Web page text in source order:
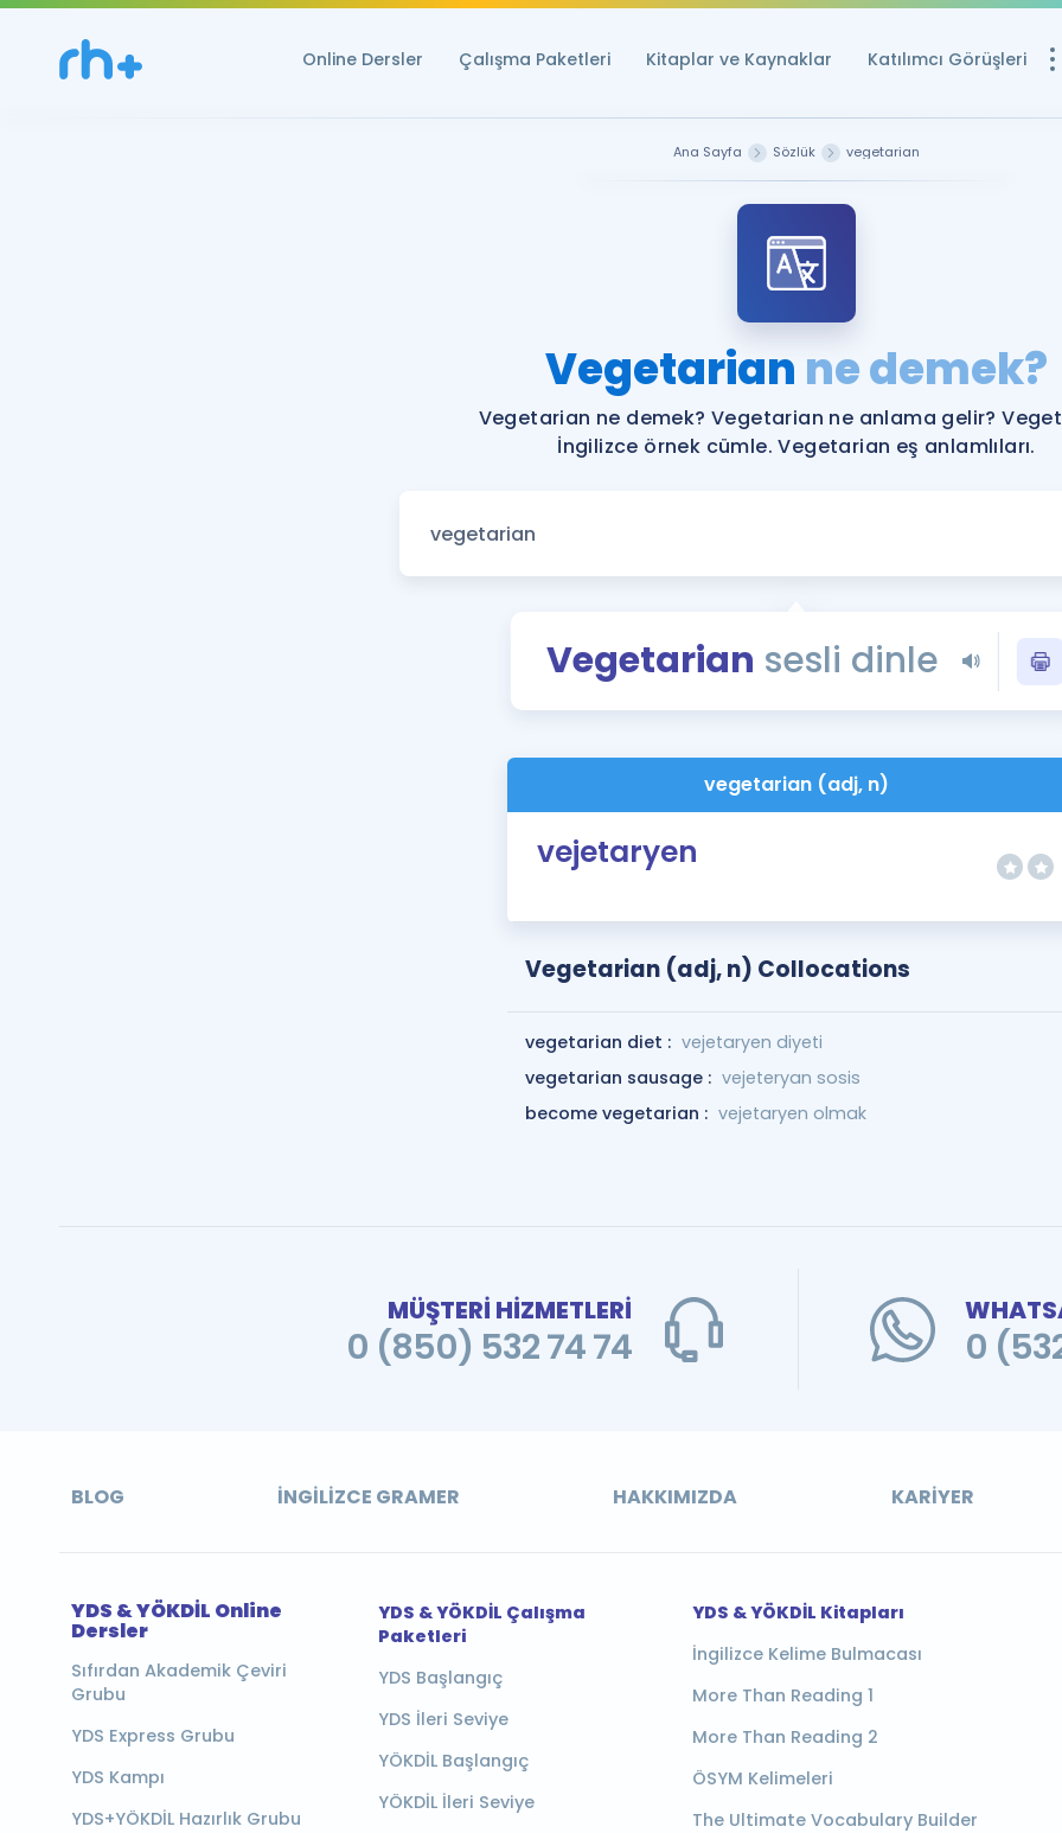
Online Dersler Çalışma Paketleri Kitaplar ve Kaynaklar Katılımcı Görüşleri
Ücretsiz
YDS ve YÖKDİL
YDS ve YÖKDİL'e
Tüm ÖSYM
YDS - YÖKDİL
İngilizce
Ana Sayfa Sözlük vegetarian
Vegetarian ne demek?
Vegetarian ne demek? Vegetarian ne anlama gelir?
İngilizce örnek cümle. Vegetarian eş anlamlıları.
Vegetarian sesli dinle
vegetarian (adj, n)
vejetaryen
Vegetarian (adj, n) Collocations
vegetarian diet : vejetaryen diyeti
vegetarian sausage : vejeteryan sosis
become vegetarian : vejetaryen olmak
MÜŞTERİ HİZMETLERİ
0 (850) 532 74 74 0
BLOG İNGILIZCE GRAMER HAKKIMIZDA KARIYER
YDS & YÖKDİL Online
Dersler
Sıfırdan Akademik Çeviri
Grubu
YDS Express Grubu
YDS Kampı
YDS+YÖKDİL Hazırlık Grubu
YDS & YÖKDİL Çalışma
Paketleri
YDS Başlangıç
YDS İleri Seviye
YÖKDİL Başlangıç
YÖKDİL İleri Seviye
YDS & YÖKDİL Kitapları
İngilizce Kelime Bulmacası
More Than Reading 1
More Than Reading 2
ÖSYM Kelimeleri
The Ultimate Vocabulary Builder